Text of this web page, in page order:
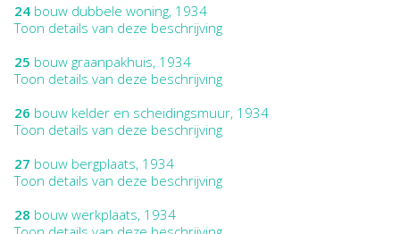
24 bouw dubbele woning, 1934
Toon details van deze beschrijving
25 bouw graanpakhuis, 1934
Toon details van deze beschrijving
26 bouw kelder en scheidingsmuur, 1934
Toon details van deze beschrijving
27 bouw bergplaats, 1934
Toon details van deze beschrijving
28 bouw werkplaats, 1934